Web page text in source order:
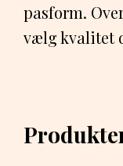
pasform.
vælg kvalitet